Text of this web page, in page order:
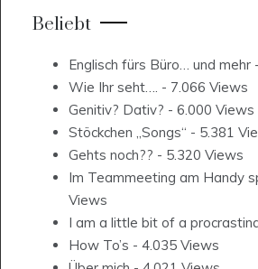
Beliebt
Englisch fürs Büro… und mehr
Wie Ihr seht…. - 7.066 Views
Genitiv? Dativ? - 6.000 Views
Stöckchen „Songs“ - 5.381
Gehts noch?? - 5.320 Views
Im Teammeeting am Handy
Views
I am a little bit of a
How To’s - 4.035 Views